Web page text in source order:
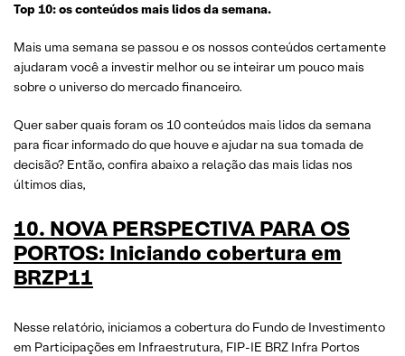
Top 10: os conteúdos mais lidos da semana.
Mais uma semana se passou e os nossos conteúdos certamente
ajudaram você a investir melhor ou se inteirar um pouco mais
sobre o universo do mercado financeiro.
Quer saber quais foram os 10 conteúdos mais lidos da semana
para ficar informado do que houve e ajudar na sua tomada de
decisão? Então, confira abaixo a relação das mais lidas nos
últimos dias,
10. NOVA PERSPECTIVA PARA OS
PORTOS: Iniciando cobertura em
BRZP11
Nesse relatório, iniciamos a cobertura do Fundo de Investimento
em Participações em Infraestrutura, FIP-IE BRZ Infra Portos